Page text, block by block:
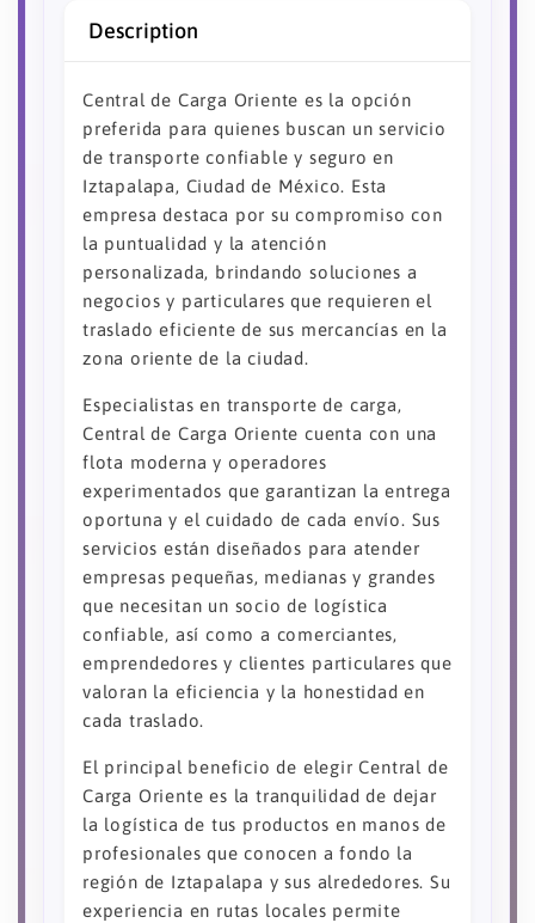
Description
Central de Carga Oriente es la opción
preferida para quienes buscan un servicio
de transporte confiable y seguro en
Iztapalapa, Ciudad de México. Esta
empresa destaca por su compromiso con
la puntualidad y la atención
personalizada, brindando soluciones a
negocios y particulares que requieren el
traslado eficiente de sus mercancías en la
zona oriente de la ciudad.
Especialistas en transporte de carga,
Central de Carga Oriente cuenta con una
flota moderna y operadores
experimentados que garantizan la entrega
oportuna y el cuidado de cada envío. Sus
servicios están diseñados para atender
empresas pequeñas, medianas y grandes
que necesitan un socio de logística
confiable, así como a comerciantes,
emprendedores y clientes particulares que
valoran la eficiencia y la honestidad en
cada traslado.
El principal beneficio de elegir Central de
Carga Oriente es la tranquilidad de dejar
la logística de tus productos en manos de
profesionales que conocen a fondo la
región de Iztapalapa y sus alrededores. Su
experiencia en rutas locales permite